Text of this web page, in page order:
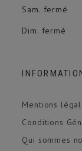
Sam. fermé
Dim. fermé
Mentions
Conditions
Qui sommes